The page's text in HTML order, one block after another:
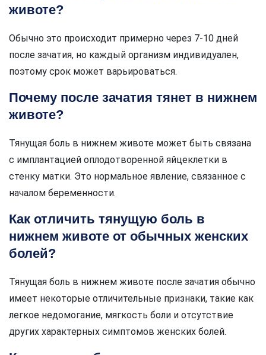
животе?
Обычно это происходит примерно через 7-10 дней
после зачатия, но каждый организм индивидуален,
поэтому срок может варьироваться.
Почему после зачатия тянет в нижнем
животе?
Тянущая боль в нижнем животе может быть связана
с имплантацией оплодотворенной яйцеклетки в
стенку матки. Это нормальное явление, связанное с
началом беременности.
Как отличить тянущую боль в
нижнем животе от обычных женских
болей?
Тянущая боль в нижнем животе после зачатия обычно
имеет некоторые отличительные признаки, такие как
легкое недомогание, мягкость боли и отсутствие
других характерных симптомов женских болей.